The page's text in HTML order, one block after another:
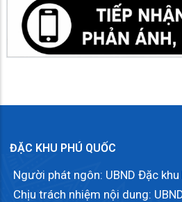
ĐẶC KHU PHÚ QUỐC
Người phát ngôn: UBND Đặc khu
Chịu trách nhiệm nội dung: